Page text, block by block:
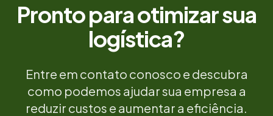
Pronto para otimizar sua
logística?
Entre em contato conosco e descubra
como podemos ajudar sua empresa a
reduzir custos e aumentar a eficiência.